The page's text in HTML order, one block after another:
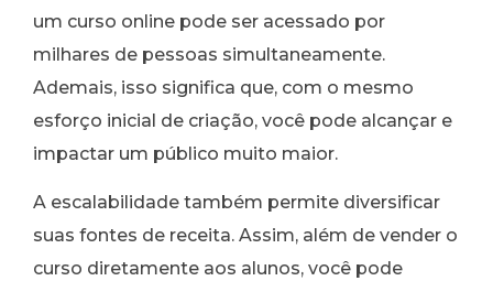
um curso online pode ser acessado por
milhares de pessoas simultaneamente.
Ademais, isso significa que, com o mesmo
esforço inicial de criação, você pode alcançar e
impactar um público muito maior.
A escalabilidade também permite diversificar
suas fontes de receita. Assim, além de vender o
curso diretamente aos alunos, você pode